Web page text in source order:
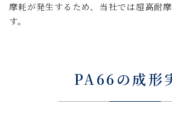
摩耗が発生するため、当社では超高耐
す。
PA66の成形